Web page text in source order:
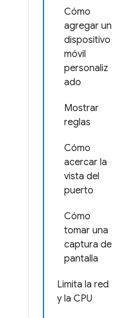
Cómo
agregar un
dispositivo
móvil
personaliz
ado
Mostrar
reglas
Cómo
acercar la
vista del
puerto
Cómo
tomar una
captura de
pantalla
Limita la red
y la CPU